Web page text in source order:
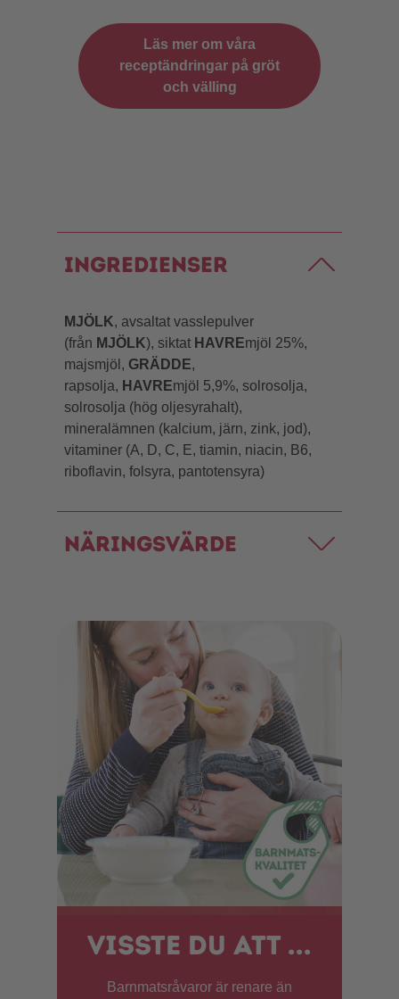
Läs mer om våra
receptändringar på gröt
och välling
Ingredienser
MJÖLK, avsaltat vasslepulver
(från MJÖLK), siktat HAVREmjöl 25%,
majsmjöl, GRÄDDE,
rapsolja, HAVREmjöl 5,9%, solrosolja,
solrosolja (hög oljesyrahalt),
mineralämnen (kalcium, järn, zink, jod),
vitaminer (A, D, C, E, tiamin, niacin, B6,
riboflavin, folsyra, pantotensyra)
Näringsvärde
Visste du att ...
Barnmatsråvaror är renare än